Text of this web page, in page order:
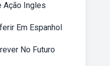
Ação Ingles
Em Espanhol
No Futuro